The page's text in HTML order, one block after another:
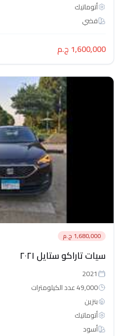
أتوماتيك‎
فضي
1,600,000 ج.م
1,680,000 ج.م
سيات تاراكو ستايل ٢٠٢١
2021
49,000 عدد الكيلومترات
بنزين
أتوماتيك‎
أسود